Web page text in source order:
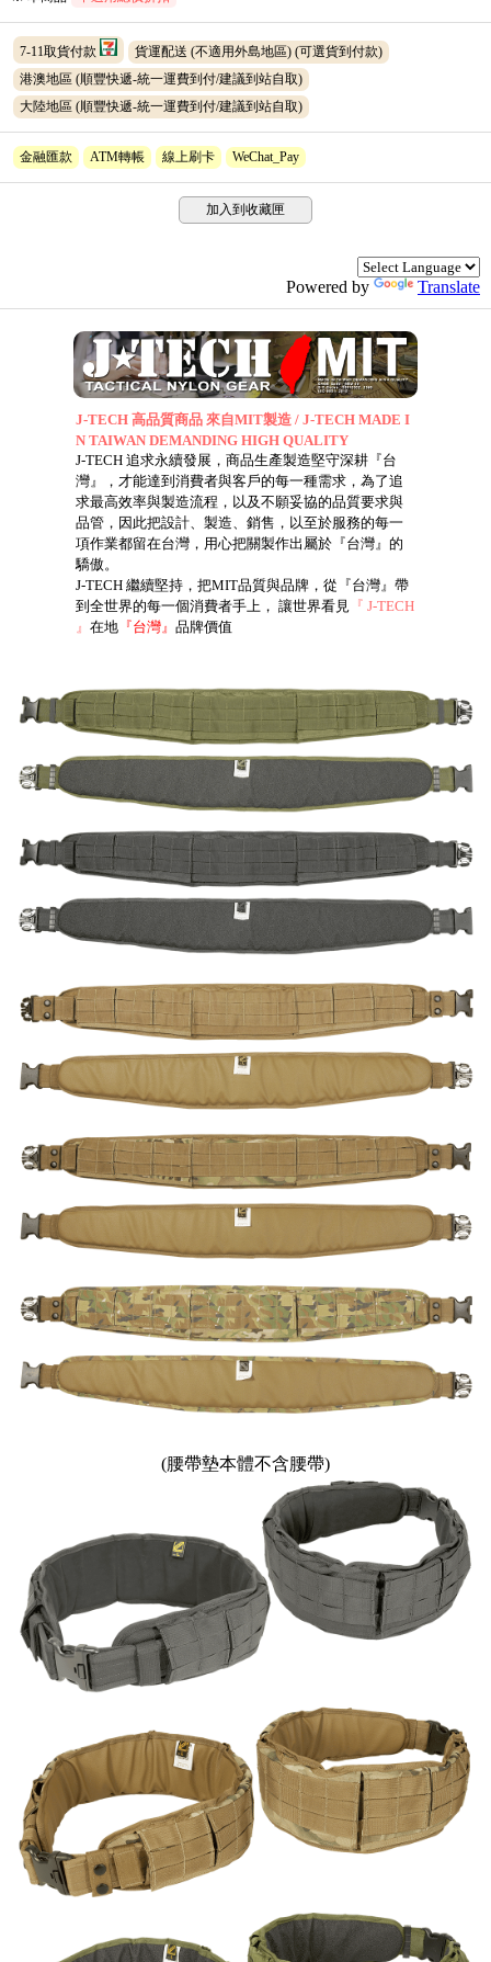
7-11取貨付款 貨運配送 (不適用外島地區) (可選貨到付款)
港澳地區 (順豐快遞-統一運費到付/建議到站自取)
大陸地區 (順豐快遞-統一運費到付/建議到站自取)
金融匯款 ATM轉帳 線上刷卡 WeChat_Pay
加入到收藏匣
Powered by Translate
J-TECH 高品質商品 來自MIT製造 / J-TECH MADE I
N TAIWAN DEMANDING HIGH QUALITY
J-TECH 追求永續發展，商品生產製造堅守深耕『台
灣』，才能達到消費者與客戶的每一種需求，為了追
求最高效率與製造流程，以及不願妥協的品質要求與
品管，因此把設計、製造、銷售，以至於服務的每一
項作業都留在台灣，用心把關製作出屬於『台灣』的
驕傲。
J-TECH 繼續堅持，把MIT品質與品牌，從『台灣』帶
到全世界的每一個消費者手上， 讓世界看見
『 J-TECH
』 在地 『台灣』 品牌價值
(腰帶墊本體不含腰帶)